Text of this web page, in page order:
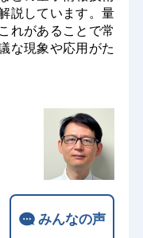
説しています。量
れがあることで常
な現象や応用がた
みんなの声